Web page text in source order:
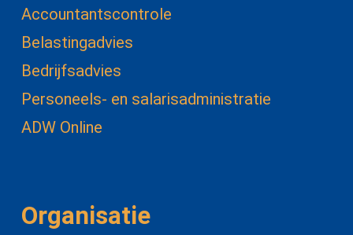
Accountantscontrole
Belastingadvies
Bedrijfsadvies
Personeels- en salarisadministratie
ADW Online
Organisatie